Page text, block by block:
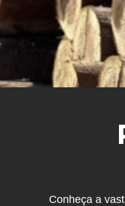
Conheça a